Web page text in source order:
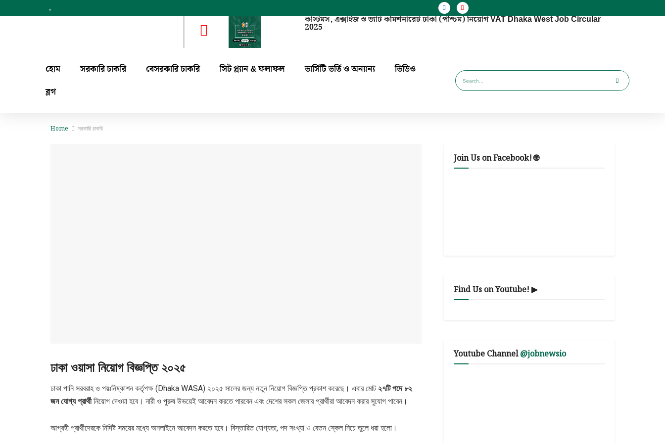
,
কাস্টমস, এক্সাইজ ও ভ্যাট কমিশনারেট ঢাকা (পশ্চিম) নিয়োগ VAT Dhaka West Job Circular
2025
হোম সরকারি চাকরি বেসরকারি চাকরি সিট প্ল্যান & ফলাফল ভার্সিটি ভর্তি ও অন্যান্য
ভিডিও
ব্লগ
Home সরকারি চাকরি
ঢাকা ওয়াসা নিয়োগ বিজ্ঞপ্তি ২০২৫
ঢাকা পানি সরবরাহ ও পয়ঃনিষ্কাশন কর্তৃপক্ষ (Dhaka WASA) ২০২৫ সালের জন্য নতুন নিয়োগ বিজ্ঞপ্তি প্রকাশ করেছে। এবার মোট২৭টি পদে ৮২
জন যোগ্য প্রার্থীনিয়োগ দেওয়া হবে। নারী ও পুরুষ উভয়েই আবেদন করতে পারবেন এবং দেশের সকল জেলার প্রার্থীরা আবেদন করার সুযোগ পাবেন।
আগ্রহী প্রার্থীদেরকে নির্দিষ্ট সময়ের মধ্যে অনলাইনে আবেদন করতে হবে। বিস্তারিত যোগ্যতা, পদ সংখ্যা ও বেতন স্কেল নিচে তুলে ধরা হলো।
Join Us on Facebook! 🌐
Find Us on Youtube! ▶
Youtube Channel@jobnewsio